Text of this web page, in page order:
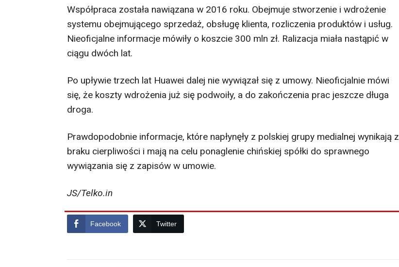
Współpraca została nawiązana w 2016 roku. Obejmuje stworzenie i wdrożenie
systemu obejmującego sprzedaż, obsługę klienta, rozliczenia produktów i usług.
Nieoficjalne informacje mówiły o koszcie 300 mln zł. Ralizacja miała nastąpić w
ciągu dwóch lat.
Po upływie trzech lat Huawei dalej nie wywiązał się z umowy. Nieoficjalnie mówi
się, że koszty wdrożenia już się podwoiły, a do zakończenia prac jeszcze długa
droga.
Prawdopodobnie informacje, które napłynęły z polskiej grupy medialnej wynikają z
braku cierpliwości i mają na celu ponaglenie chińskiej spółki do sprawnego
wywiązania się z zapisów w umowie.
JS/Telko.in
Facebook Twitter